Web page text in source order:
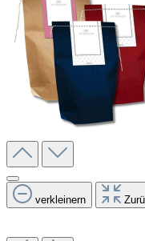
verkleinern